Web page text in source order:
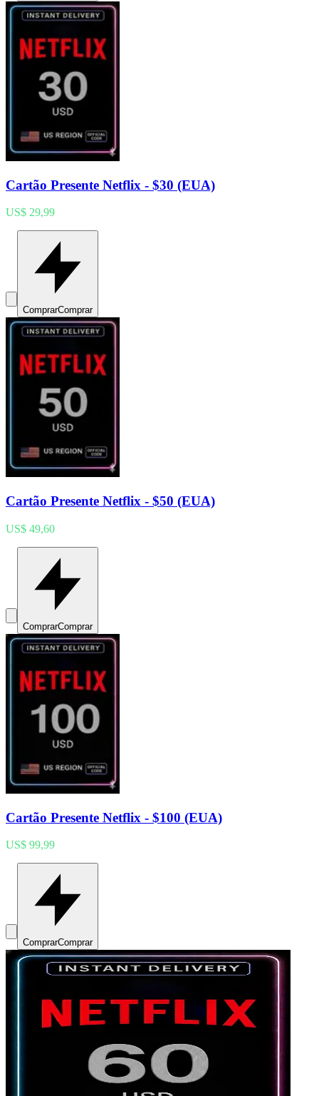
Cartão Presente Netflix - $30 (EUA)
US$ 29,99
ComprarComprar
Cartão Presente Netflix - $50 (EUA)
US$ 49,60
ComprarComprar
Cartão Presente Netflix - $100 (EUA)
US$ 99,99
ComprarComprar